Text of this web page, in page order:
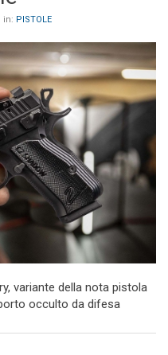
in: PISTOLE
variante della nota pistola
occulto da difesa